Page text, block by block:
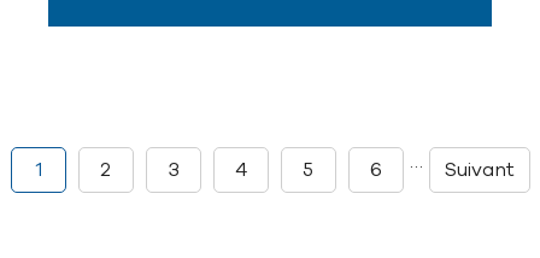
1 2 3 4 5 6 … Suivant